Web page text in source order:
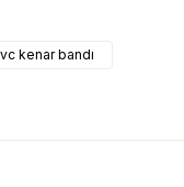
kenar bandı